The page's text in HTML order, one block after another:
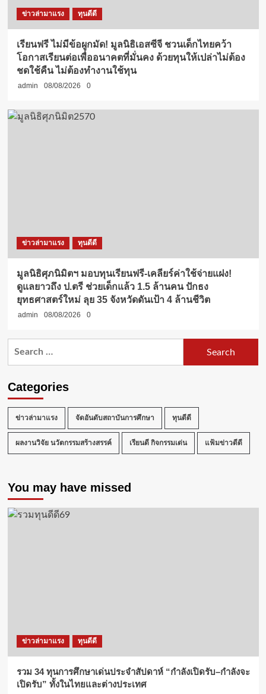
ข่าวล่ามาแรง ทุนดีดี
เรียนฟรี ไม่มีข้อผูกมัด! มูลนิธิเอสซีจี ชวนเด็กไทยคว้า
โอกาสเรียนต่อเพื่ออนาคตที่มั่นคง ด้วยทุนให้เปล่าไม่ต้อง
ชดใช้คืน ไม่ต้องทำงานใช้ทุน
admin 08/08/2026 0
ข่าวล่ามาแรง ทุนดีดี
มูลนิธิศุภนิมิตฯ มอบทุนเรียนฟรี-เคลียร์ค่าใช้จ่ายแฝง!
ดูแลยาวถึง ป.ตรี ช่วยเด็กแล้ว 1.5 ล้านคน ปักธง
ยุทธศาสตร์ใหม่ ลุย 35 จังหวัดดันเป้า 4 ล้านชีวิต
admin 08/08/2026 0
Categories
ข่าวล่ามาแรง จัดอันดับสถาบันการศึกษา ทุนดีดี
ผลงานวิจัย นวัตกรรมสร้างสรรค์ เรียนดี กิจกรรมเด่น แฟ้มข่าวดีดี
You may have missed
ข่าวล่ามาแรง ทุนดีดี
รวม 34 ทุนการศึกษาเด่นประจำสัปดาห์ “กำลังเปิดรับ–กำลังจะ
เปิดรับ” ทั้งในไทยและต่างประเทศ